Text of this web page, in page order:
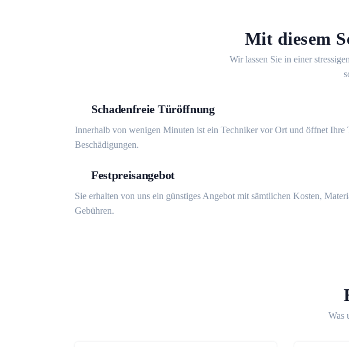
Mit diesem
Wir lassen Sie in einer
Schadenfreie Türöffnung
Innerhalb von wenigen Minuten ist ein Techniker vor Ort und öffnet Ihre
Beschädigungen.
Festpreisangebot
Sie erhalten von uns ein günstiges Angebot mit sämtlichen Kosten,
Gebühren.
Was